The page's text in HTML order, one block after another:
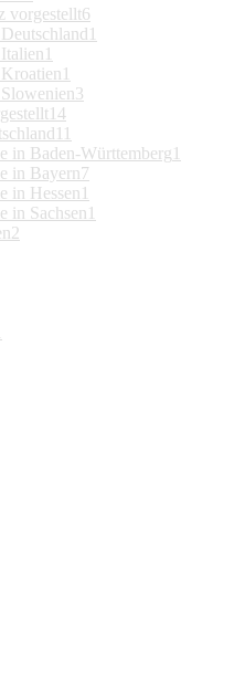
vorgestellt6
1
1
1
3
14
11
in Baden-Württemberg 1
in Bayern7
in Hessen 1
in Sachsen 1
2